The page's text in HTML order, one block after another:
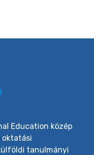
Education közép
oktatási
tanulmányi